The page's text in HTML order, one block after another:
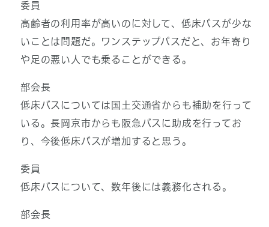
委員
高齢者の利用率が高いのに対して、低床バスが少な
いことは問題だ。ワンステップバスだと、お年寄り
や足の悪い人でも乗ることができる。
部会長
低床バスについては国土交通省からも補助を行って
いる。長岡京市からも阪急バスに助成を行ってお
り、今後低床バスが増加すると思う。
委員
低床バスについて、数年後には義務化される。
部会長